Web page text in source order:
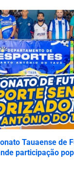
Tauaense de
participação